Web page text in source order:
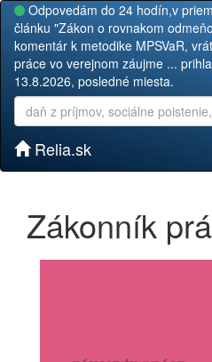
Odpovedám do 24 hodín,v
článku "Zákon o rovnakom
komentár k metodike MPSVaR,
práce vo verejnom záujme ...
13.8.2026, posledné miesta.
Relia.sk
Zákonník